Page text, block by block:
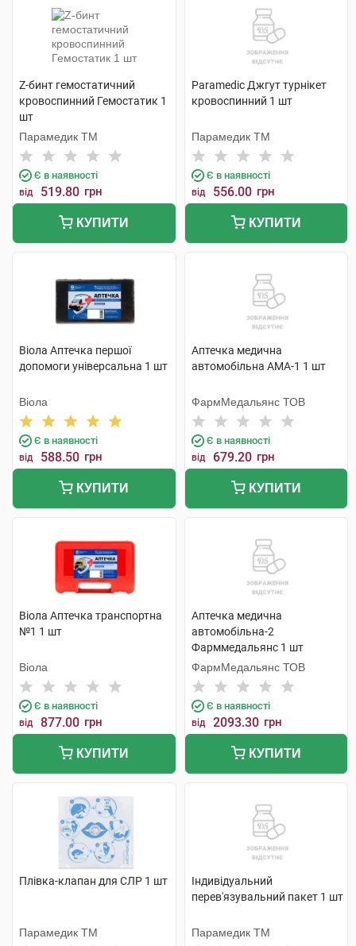
Z-бинт гемостатичний
кровоспинний Гемостатик 1
шт
Парамедик ТМ
Є в наявності
від 519.80 грн
КУПИТИ
Paramedic Джгут турнікет
кровоспинний 1 шт
Парамедик ТМ
Є в наявності
від 556.00 грн
КУПИТИ
Віола Аптечка першої
допомоги універсальна 1 шт
Віола
Є в наявності
від 588.50 грн
КУПИТИ
Аптечка медична
автомобільна АМА-1 1 шт
ФармМедальянс ТОВ
Є в наявності
від 679.20 грн
КУПИТИ
Віола Аптечка транспортна
№1 1 шт
Віола
Є в наявності
від 877.00 грн
КУПИТИ
Аптечка медична
автомобільна-2
Фарммедальянс 1 шт
ФармМедальянс ТОВ
Є в наявності
від 2093.30 грн
КУПИТИ
Плівка-клапан для СЛР 1 шт
Парамедик ТМ
Індивідуальний
перев'язувальний пакет 1 шт
Парамедик ТМ